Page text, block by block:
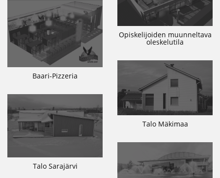
Opiskelijoiden muunneltava
oleskelutila
Baari-Pizzeria
Talo Mäkimaa
Talo Sarajärvi